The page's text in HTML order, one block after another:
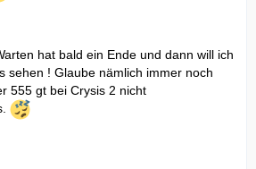
hat bald ein Ende und dann will ich
sehen ! Glaube nämlich immer noch
555 gt bei Crysis 2 nicht